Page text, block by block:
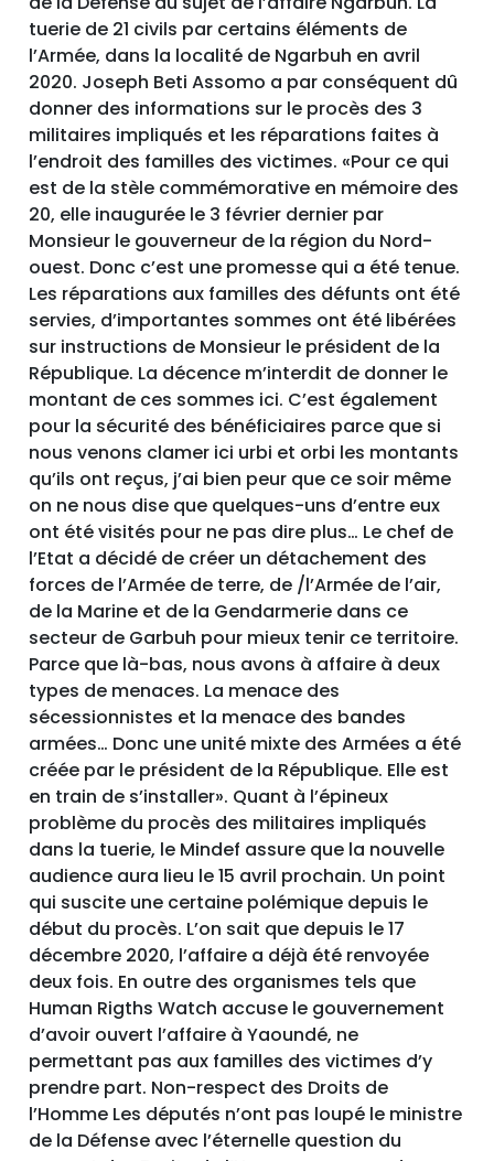
tuerie de 21 civils par certains éléments de
l’Armée, dans la localité de Ngarbuh en avril
2020. Joseph Beti Assomo a par conséquent dû
donner des informations sur le procès des 3
militaires impliqués et les réparations faites à
l’endroit des familles des victimes. «Pour ce qui
est de la stèle commémorative en mémoire des
20, elle inaugurée le 3 février dernier par
Monsieur le gouverneur de la région du Nord-
ouest. Donc c’est une promesse qui a été tenue.
Les réparations aux familles des défunts ont été
servies, d’importantes sommes ont été libérées
sur instructions de Monsieur le président de la
République. La décence m’interdit de donner le
montant de ces sommes ici. C’est également
pour la sécurité des bénéficiaires parce que si
nous venons clamer ici urbi et orbi les montants
qu’ils ont reçus, j’ai bien peur que ce soir même
on ne nous dise que quelques-uns d’entre eux
ont été visités pour ne pas dire plus… Le chef de
l’Etat a décidé de créer un détachement des
forces de l’Armée de terre, de /l’Armée de l’air,
de la Marine et de la Gendarmerie dans ce
secteur de Garbuh pour mieux tenir ce territoire.
Parce que là-bas, nous avons à affaire à deux
types de menaces. La menace des
sécessionnistes et la menace des bandes
armées… Donc une unité mixte des Armées a été
créée par le président de la République. Elle est
en train de s’installer». Quant à l’épineux
problème du procès des militaires impliqués
dans la tuerie, le Mindef assure que la nouvelle
audience aura lieu le 15 avril prochain. Un point
qui suscite une certaine polémique depuis le
début du procès. L’on sait que depuis le 17
décembre 2020, l’affaire a déjà été renvoyée
deux fois. En outre des organismes tels que
Human Rigths Watch accuse le gouvernement
d’avoir ouvert l’affaire à Yaoundé, ne
permettant pas aux familles des victimes d’y
prendre part. Non-respect des Droits de
l’Homme Les députés n’ont pas loupé le ministre
de la Défense avec l’éternelle question du